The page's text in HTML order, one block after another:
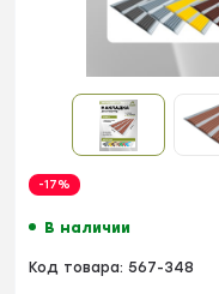
-17%
В наличии
Код товара: 567-348